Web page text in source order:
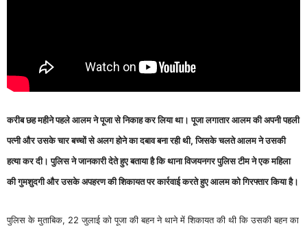
करीब छह महीने पहले आलम ने पूजा से निकाह कर लिया था। पूजा लगातार आलम की अपनी पहली
पत्नी और उसके चार बच्चों से अलग होने का दबाव बना रही थी, जिसके चलते आलम ने उसकी
हत्या कर दी। पुलिस ने जानकारी देते हुए बताया है कि थाना विजयनगर पुलिस टीम ने एक महिला
की गुमशुदगी और उसके अपहरण की शिकायत पर कार्रवाई करते हुए आलम को गिरफ्तार किया है।
पुलिस के मुताबिक, 22 जुलाई को पूजा की बहन ने थाने में शिकायत की थी कि उसकी बहन का